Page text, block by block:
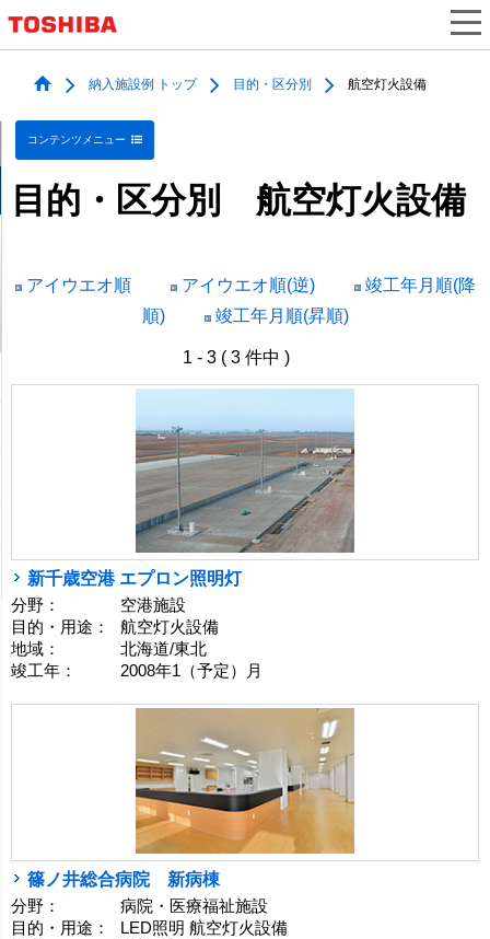
納入施設例 トップ 目的・区分別 航空灯火設備
コンテンツメニュー
目的・区分別 航空灯火設備
アイウエオ順 アイウエオ順(逆)
竣工年月順(降
順)
竣工年月順(昇順)
1 - 3 ( 3 件中 )
新千歳空港 エプロン照明灯
分野：
空港施設
目的・用途：
航空灯火設備
地域：
北海道/東北
竣工年：
2008年1（予定）月
篠ノ井総合病院 新病棟
分野：
病院・医療福祉施設
目的・用途：
LED照明 航空灯火設備